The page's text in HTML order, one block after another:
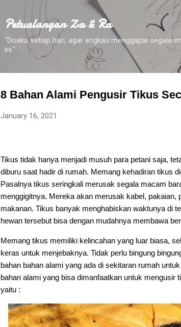
Petualangan Za & Ra
"Doaku setiap hari, agar engkau menggapai segala
ini."
8 Bahan Alami Pengusir Tikus
January 16, 2021
Tikus tidak hanya menjadi musuh para petani saja,
diburu saat hadir di rumah. Memang kehadiran tikus
Pasalnya tikus seringkali merusak segala macam
menggigitnya. Mereka akan merusak kabel, pakaian,
makanan. Tikus banyak menghabiskan waktunya di
hewan tersebut bisa dengan mudahnya membawa
Memang tikus memiliki kelincahan yang luar biasa,
keras untuk menjebaknya. Tidak perlu bingung
bahan bahan alami yang ada di sekitaran rumah untuk
bahan alami yang bisa dimanfaatkan untuk mengusir
yaitu :